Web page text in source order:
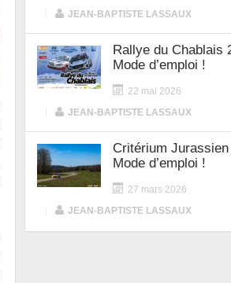
JEAN-BAPTISTE LASSAUX
Rallye du Chablais
Mode d’emploi !
22 mai 2026
JEAN-BAPTISTE LASSAUX
Critérium Jurassien
Mode d’emploi !
27 mars 2026
JEAN-BAPTISTE LASSAUX